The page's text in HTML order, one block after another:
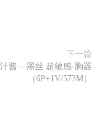
下一篇
酱 – 黑丝 超敏感-胸器
（6P+1V/573M）